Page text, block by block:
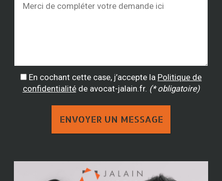
En cochant cette case, j’accepte la Politique de
confidentialitéde avocat-jalain.fr. (* obligatoire)